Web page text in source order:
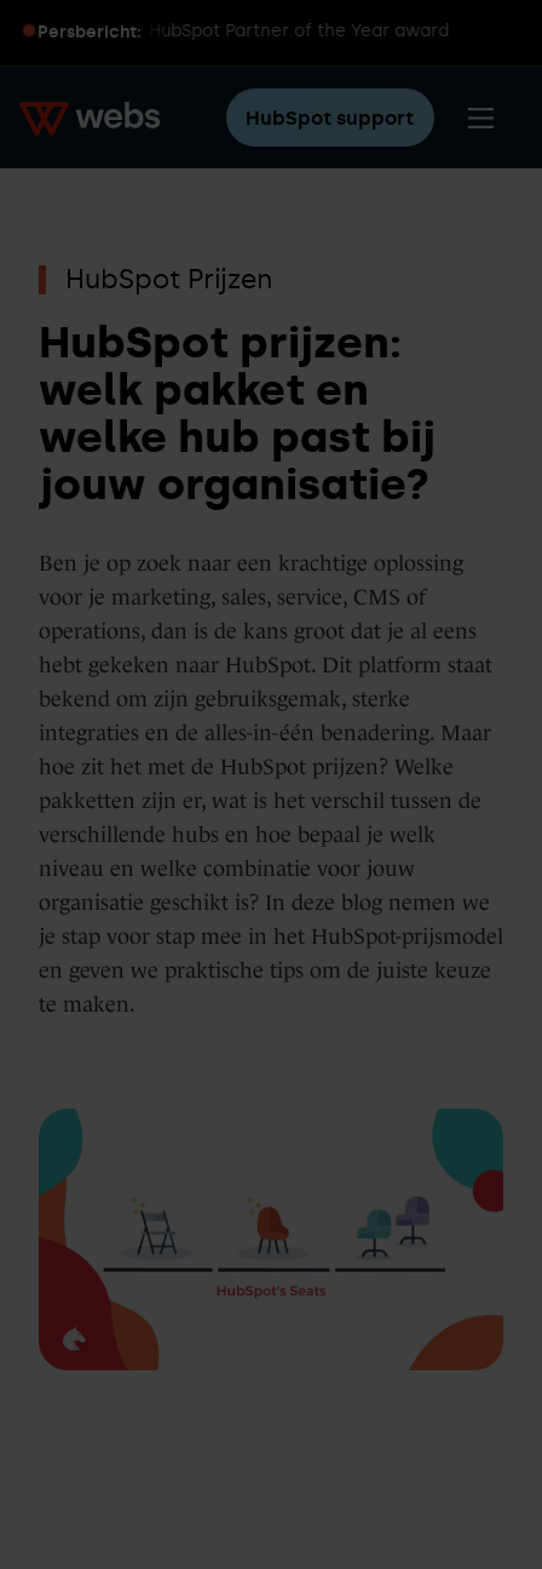
Persbericht:HubSpot Partner of the Year award
HubSpot support
HubSpot Prijzen
HubSpot prijzen:
welk pakket en
welke hub past bij
jouw organisatie?
Ben je op zoek naar een krachtige oplossing
voor je marketing, sales, service, CMS of
operations, dan is de kans groot dat je al eens
hebt gekeken naar HubSpot. Dit platform staat
bekend om zijn gebruiksgemak, sterke
integraties en de alles-in-één benadering. Maar
hoe zit het met de HubSpot prijzen? Welke
pakketten zijn er, wat is het verschil tussen de
verschillende hubs en hoe bepaal je welk
niveau en welke combinatie voor jouw
organisatie geschikt is? In deze blog nemen we
je stap voor stap mee in het HubSpot-prijsmodel
en geven we praktische tips om de juiste keuze
te maken.